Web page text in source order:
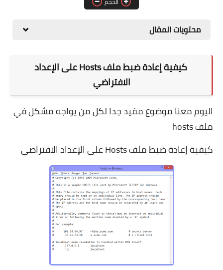
برامج إدارة الملفات
محتويات المقال
كيفية إعادة ضبط ملف Hosts على الإعداد
الافتراضي
اليوم معنا موضوع مفيد جدا لكل من يواجه مشكل في
ملف hosts
كيفية إعادة ضبط ملف Hosts على الإعداد الافتراضي